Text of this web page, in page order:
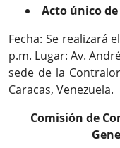
Acto único
Fecha: Se realizará
p.m. Lugar: Av.
sede de la
Caracas, Venezuela.
Comisión de